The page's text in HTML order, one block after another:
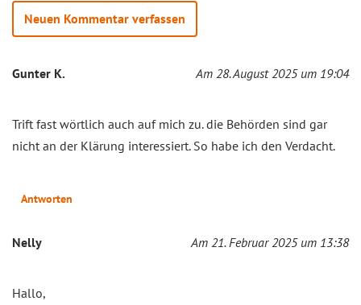
Neuen Kommentar verfassen
Gunter K. Am 28. August 2025 um 19:04
Trift fast wörtlich auch auf mich zu. die Behörden sind gar
nicht an der Klärung interessiert. So habe ich den Verdacht.
Antworten
Nelly Am 21. Februar 2025 um 13:38
Hallo,